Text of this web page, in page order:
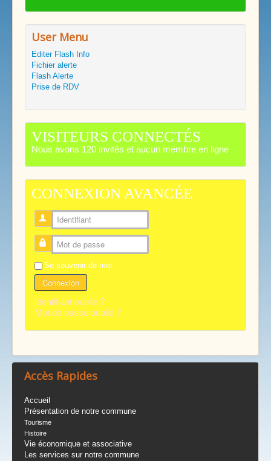
User Menu
Editer Flash Info
Fichier alerte
Flash Alerte
Prise de RDV
VISITEURS CONNECTÉS
Nous avons 120 invités et aucun membre en ligne
CONNEXION AVANCÉE
Identifiant
Mot de passe
Se souvenir de moi
Connexion
Identifiant oublié ?
Mot de passe oublié ?
Accès Rapides
Accueil
Présentation de notre commune
Tourisme
Histoire
Vie économique et associative
Les services sur notre commune